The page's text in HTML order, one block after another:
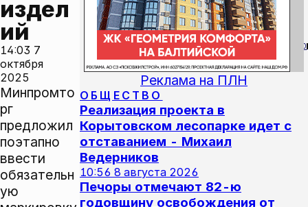
издел
ий
14:03 7
октября
2025
0
Минпромто
рг
предложил
поэтапно
ввести
обязательн
ую
Реклама на ПЛН
ОБЩЕСТВО
Реализация проекта в
Корытовском лесопарке идет с
отставанием - Михаил
Ведерников
10:56 8 августа 2026
Печоры отмечают 82-ю
годовщину освобождения от